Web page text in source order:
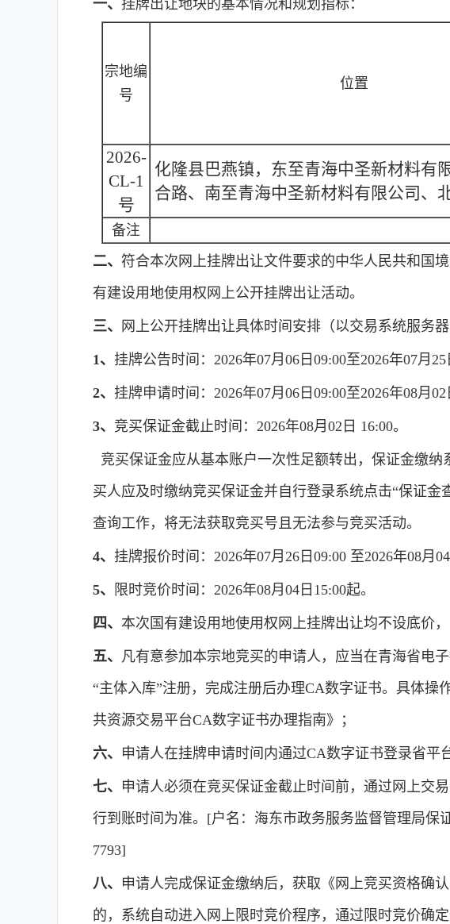
一、 挂牌出让地块的基本情况和规划指标：
宗地编
号
位置
2026-
CL-1
号
化隆县巴燕镇，东至青海中圣新材料有
合路、南至青海中圣新材料有限公司、
备注
二、 符合本次网上挂牌出让文件要求的中华人民共和国
有建设用地使用权网上公开挂牌出让活动。
三、 网上公开挂牌出让具体时间安排（以交易系统服务器
1、 挂牌公告时间：2026年07月06日09:00至2026年07月25
2、 挂牌申请时间：2026年07月06日09:00至2026年08月02
3、 竞买保证金截止时间：2026年08月02日 16:00。
竞买保证金应从基本账户一次性足额转出，保证金缴
买人应及时缴纳竞买保证金并自行登录系统点击“保证
查询工作，将无法获取竞买号且无法参与竞买活动。
4、 挂牌报价时间：2026年07月26日09:00 至2026年08月04
5、 限时竞价时间：2026年08月04日15:00起。
四、 本次国有建设用地使用权网上挂牌出让均不设底价
五、 凡有意参加本宗地竞买的申请人，应当在青海省电
“主体入库”注册，完成注册后办理CA数字证书。具体操
共资源交易平台CA数字证书办理指南》；
六、 申请人在挂牌申请时间内通过CA数字证书登录省平
七、
申请人必须在竞买保证金截止时间前，通过网上交
行到账时间为准。[户名：海东市政务服务监督管理局保
7793]
八、
申请人完成保证金缴纳后，获取《网上竞买资格确
的，系统自动进入网上限时竞价程序，通过限时竞价确定